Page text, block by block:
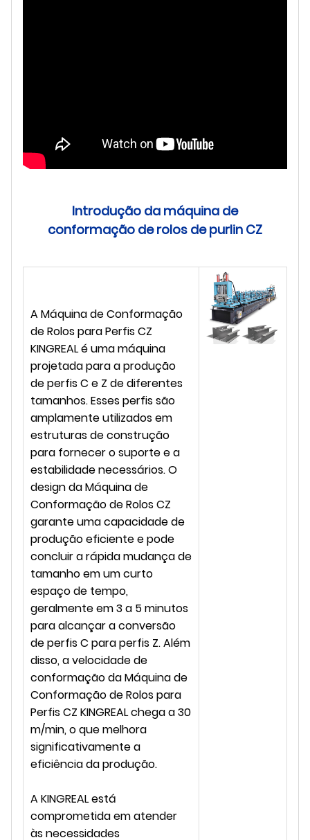
Introdução da máquina de
conformação de rolos de purlin CZ
A Máquina de Conformação
de Rolos para Perfis CZ
KINGREAL é uma máquina
projetada para a produção
de perfis C e Z de diferentes
tamanhos. Esses perfis são
amplamente utilizados em
estruturas de construção
para fornecer o suporte e a
estabilidade necessários. O
design da Máquina de
Conformação de Rolos CZ
garante uma capacidade de
produção eficiente e pode
concluir a rápida mudança de
tamanho em um curto
espaço de tempo,
geralmente em 3 a 5 minutos
para alcançar a conversão
de perfis C para perfis Z. Além
disso, a velocidade de
conformação da Máquina de
Conformação de Rolos para
Perfis CZ KINGREAL chega a 30
m/min, o que melhora
significativamente a
eficiência da produção.
A KINGREAL está
comprometida em atender
às necessidades